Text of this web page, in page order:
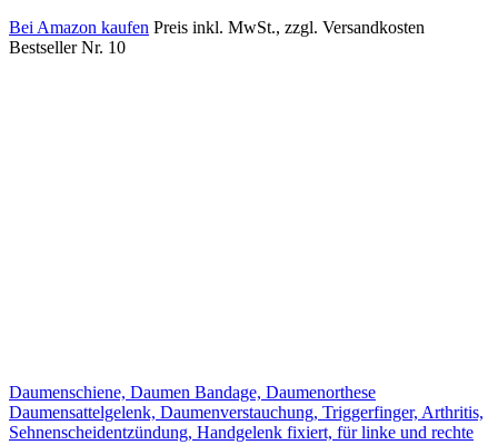
Bei Amazon kaufen Preis inkl. MwSt., zzgl. Versandkosten
Bestseller Nr. 10
Daumenschiene, Daumen Bandage, Daumenorthese
Daumensattelgelenk, Daumenverstauchung, Triggerfinger, Arthritis,
Sehnenscheidentzündung, Handgelenk fixiert, für linke und rechte